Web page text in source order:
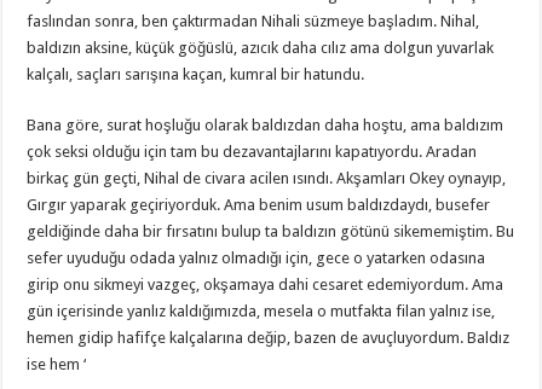
faslından sonra, ben çaktırmadan Nihali süzmeye başladım. Nihal,
baldızın aksine, küçük göğüslü, azıcık daha cılız ama dolgun yuvarlak
kalçalı, saçları sarışına kaçan, kumral bir hatundu.
Bana göre, surat hoşluğu olarak baldızdan daha hoştu, ama baldızım
çok seksi olduğu için tam bu dezavantajlarını kapatıyordu. Aradan
birkaç gün geçti, Nihal de civara acilen ısındı. Akşamları Okey oynayıp,
Gırgır yaparak geçiriyorduk. Ama benim usum baldızdaydı, busefer
geldiğinde daha bir fırsatını bulup ta baldızın götünü sikememiştim. Bu
sefer uyuduğu odada yalnız olmadığı için, gece o yatarken odasına
girip onu sikmeyi vazgeç, okşamaya dahi cesaret edemiyordum. Ama
gün içerisinde yanlız kaldığımızda, mesela o mutfakta filan yalnız ise,
hemen gidip hafifçe kalçalarına değip, bazen de avuçluyordum. Baldız
ise hem ‘